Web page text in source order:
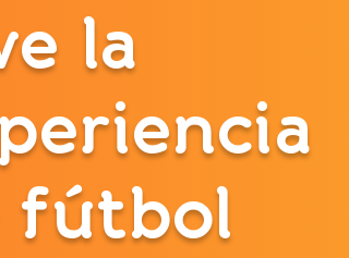
la
fútbol